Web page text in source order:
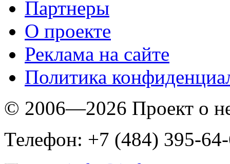
Партнеры
O проекте
Реклама на сайте
Политика
© 2006—2026 Проект о
Телефон: +7 (484) 395-